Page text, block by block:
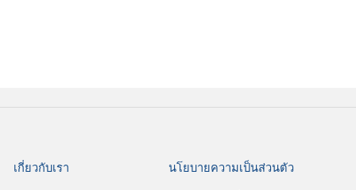
เกี่ยวกับเรา นโยบายความเป็นส่วนตัว